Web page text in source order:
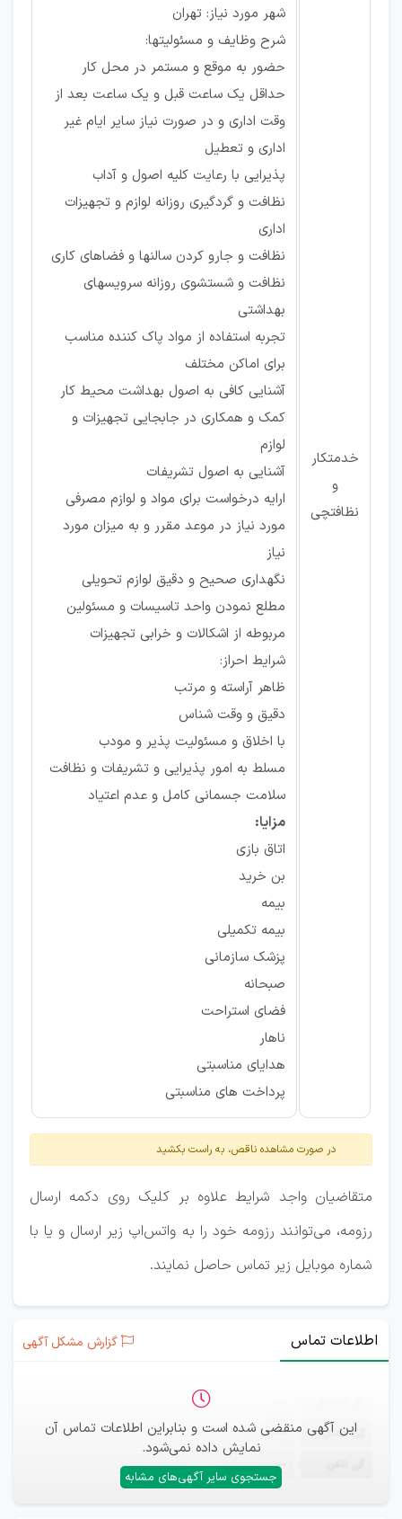
خدمتکار
و
نظافتچی
شهر مورد نیاز: تهران
شرح وظایف و مسئولیتها:
حضور به موقع و مستمر در محل کار
حداقل یک ساعت قبل و یک ساعت بعد از
وقت اداری و در صورت نیاز سایر ایام غیر
اداری و تعطیل
پذیرایی با رعایت کلیه اصول و آداب
نظافت و گردگیری روزانه لوازم و تجهیزات
اداری
نظافت و جارو کردن سالنها و فضاهای کاری
نظافت و شستشوی روزانه سرویسهای
بهداشتی
تجربه استفاده از مواد پاک کننده مناسب
برای اماکن مختلف
آشنایی کافی به اصول بهداشت محیط کار
کمک و همکاری در جابجایی تجهیزات و
لوازم
آشنایی به اصول تشریفات
ارایه درخواست برای مواد و لوازم مصرفی
مورد نیاز در موعد مقرر و به میزان مورد
نیاز
نگهداری صحیح و دقیق لوازم تحویلی
مطلع نمودن واحد تاسیسات و مسئولین
مربوطه از اشکالات و خرابی تجهیزات
شرایط احراز:
ظاهر آراسته و مرتب
دقیق و وقت شناس
با اخلاق و مسئولیت پذیر و مودب
مسلط به امور پذیرایی و تشریفات و نظافت
سلامت جسمانی کامل و عدم اعتیاد
مزایا:
اتاق بازی
بن خرید
بیمه
بیمه تکمیلی
پزشک سازمانی
صبحانه
فضای استراحت
ناهار
هدایای مناسبتی
پرداخت های مناسبتی
در صورت مشاهده ناقص، به راست بکشید
متقاضیان واجد شرایط علاوه بر کلیک روی دکمه ارسال
رزومه، می‌توانند رزومه خود را به واتس‌اپ زیر ارسال و یا با
شماره موبایل زیر تماس حاصل نمایند.
اطلاعات تماس گزارش مشکل آگهی
این آگهی منقضی شده است و بنابراین اطلاعات تماس آن
نمایش داده نمی‌شود.
جستجوی سایر آگهی‌های مشابه
ایمیل —
—